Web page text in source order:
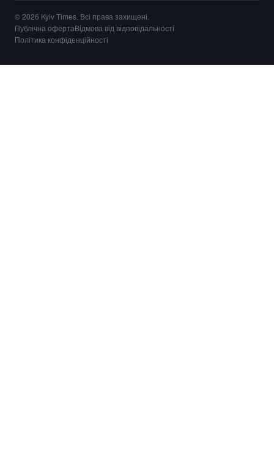
© 2026 Kyiv Times. Всі права захищені.
Публічна офертаВідмова від відповідальності
Політика конфіденційності